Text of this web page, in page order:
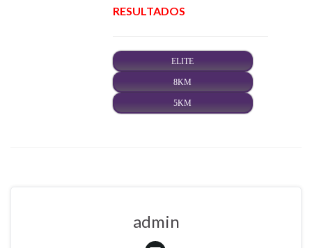
RESULTADOS
ELITE
8KM
5KM
admin